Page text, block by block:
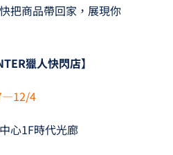
把商品帶回家，展現你
獵人快閃店】
4
心1F時代光廊